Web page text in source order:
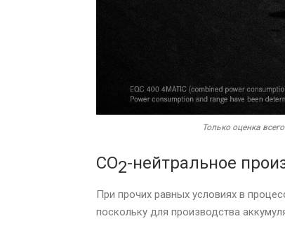
Только оценка
CO2-нейтральное
При прочих равных условиях в
поскольку для производства